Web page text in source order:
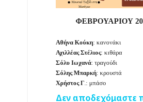
ΦΕΒΡΟΥΑΡΙΟΥ
Αθήνα Κούκη: κανονάκι
Αχιλλέας Στέλιος: κιθάρα
Σόλυ Ιωχανά: τραγούδι
Σόλης Μπαρκή: κρουστά
Χρήστος Γ .: μπάσο
Δεν αποδεχόμαστε